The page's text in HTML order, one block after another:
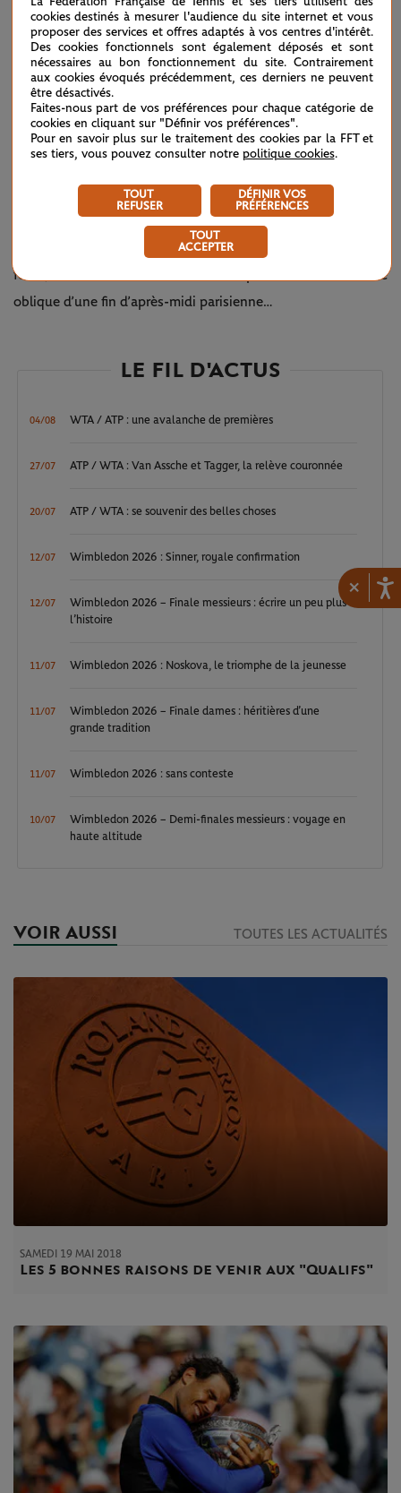
×
EN ATTENDANT LE TABLEAU FINAL...
Très télégénique, avec la cime des arbres du bois de
Boulogne en toile de fond, ce nouveau 18 promet des duels
épiques. Déjà ce lundi, il a offert un thriller entre Bonzi et
Galan, achevé au tie-break du dernier set, et de très
Peliwo au coucher du soleil. Une mise en bouche qui fait
saliver avant le plat de résistance du tableau principal. On
imagine déjà les combats de cinq sets sous les vivats de la
foule, l’ocre de la terre illuminée par la douce lumière
oblique d’une fin d’après-midi parisienne…
LE FIL D'ACTUS
04/08 WTA / ATP : une avalanche de premières
27/07 ATP / WTA : Van Assche et Tagger, la relève couronnée
20/07 ATP / WTA : se souvenir des belles choses
12/07 Wimbledon 2026 : Sinner, royale confirmation
12/07
Wimbledon 2026 – Finale messieurs : écrire un peu plus
l’histoire
11/07 Wimbledon 2026 : Noskova, le triomphe de la jeunesse
11/07
Wimbledon 2026 – Finale dames : héritières d’une
grande tradition
11/07 Wimbledon 2026 : sans conteste
10/07
Wimbledon 2026 – Demi-finales messieurs : voyage en
haute altitude
VOIR AUSSI TOUTES LES ACTUALITÉS
SAMEDI 19 MAI 2018
Les 5 bonnes raisons de venir aux "Qualifs"
cookies destinés à mesurer l'audience du site internet et vous
proposer des services et offres adaptés à vos centres d'intérêt.
Des cookies fonctionnels sont également déposés et sont
nécessaires au bon fonctionnement du site. Contrairement
aux cookies évoqués précédemment, ces derniers ne peuvent
être désactivés.
Faites-nous part de vos préférences pour chaque catégorie de
cookies en cliquant sur "Définir vos préférences".
Pour en savoir plus sur le traitement des cookies par la FFT et
ses tiers, vous pouvez consulter notre politique cookies.
TOUT
REFUSER
DÉFINIR VOS
PRÉFÉRENCES
TOUT
ACCEPTER